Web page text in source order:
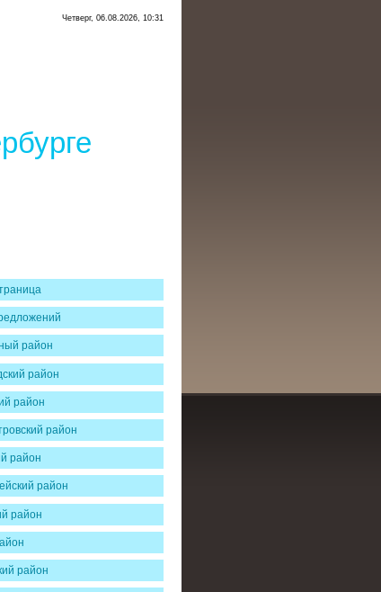
Четверг, 06.08.2026, 10:31
район
район
район
район
район
район
район
район